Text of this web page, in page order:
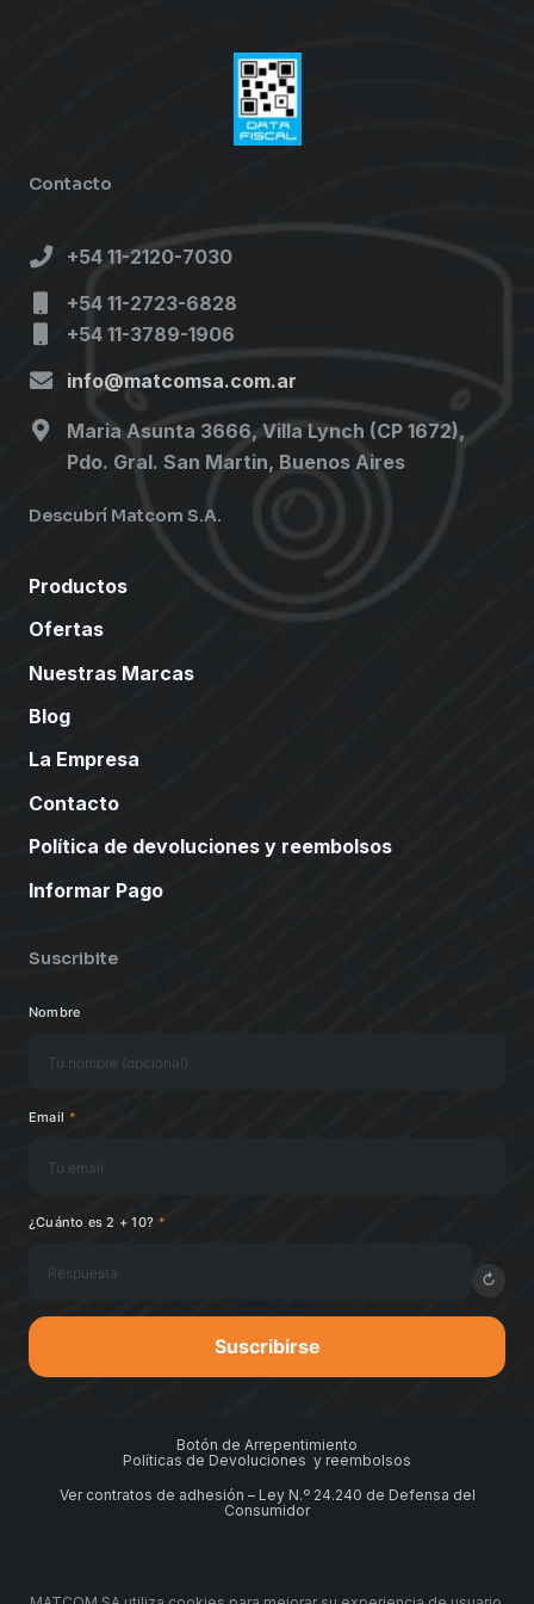
Contacto
+54 11-2120-7030
+54 11-2723-6828
+54 11-3789-1906
info@matcomsa.com.ar
Maria Asunta 3666, Villa Lynch (CP 1672),
Pdo. Gral. San Martin, Buenos Aires
Descubrí Matcom S.A.
Productos
Ofertas
Nuestras Marcas
Blog
La Empresa
Contacto
Política de devoluciones y reembolsos
Informar Pago
Suscribite
Nombre
Email *
¿Cuánto es 2 + 10? *
↻
Suscribirse
Botón de Arrepentimiento
Políticas de Devoluciones y reembolsos
Ver contratos de adhesión – Ley N.º 24.240 de Defensa del
Consumidor